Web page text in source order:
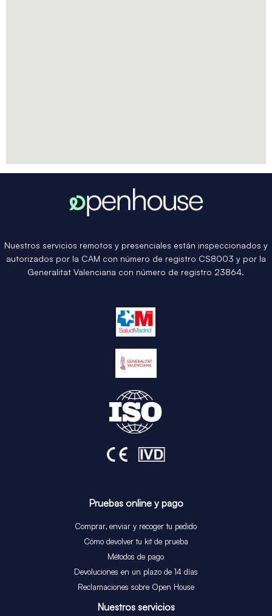
Nuestros servicios remotos y presenciales están inspeccionados y
autorizados por la CAM con número de registro CS8003 y por la
Generalitat Valenciana con número de registro 23864.
Pruebas online y pago
Comprar, enviar y recoger tu pedido
Cómo devolver tu kit de prueba
Métodos de pago
Devoluciones en un plazo de 14 días
Reclamaciones sobre Open House
Nuestros servicios​